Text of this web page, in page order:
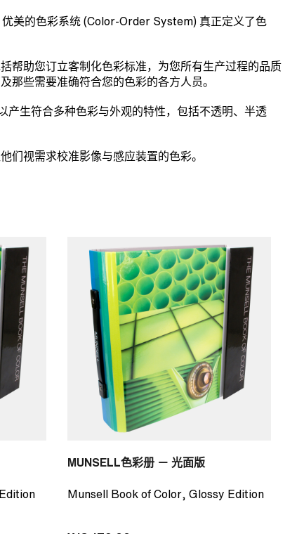
美的色彩系统 (Color-Order System) 真正定义了色
帮助您订立客制化色彩标准，为您所有生产过程的品质
些需要准确符合您的色彩的各方人员。
生符合多种色彩与外观的特性，包括不透明、半透
视需求校准影像与感应装置的色彩。
MUNSELL色彩册 － 光面版
Munsell Book of Color, Glossy Edition